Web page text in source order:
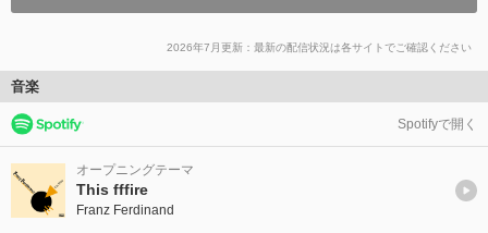
2026年7月更新：最新の配信状況は各サイトでご確認ください
音楽
Spotifyで開く
オープニングテーマ
This fffire
Franz Ferdinand